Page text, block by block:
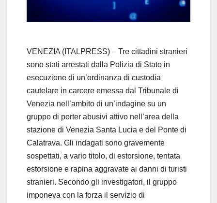
l
y
V
i
d
e
o
VENEZIA (ITALPRESS) – Tre cittadini stranieri
sono stati arrestati dalla Polizia di Stato in
esecuzione di un’ordinanza di custodia
cautelare in carcere emessa dal Tribunale di
Venezia nell’ambito di un’indagine su un
gruppo di porter abusivi attivo nell’area della
stazione di Venezia Santa Lucia e del Ponte di
Calatrava. Gli indagati sono gravemente
sospettati, a vario titolo, di estorsione, tentata
estorsione e rapina aggravate ai danni di turisti
stranieri. Secondo gli investigatori, il gruppo
imponeva con la forza il servizio di